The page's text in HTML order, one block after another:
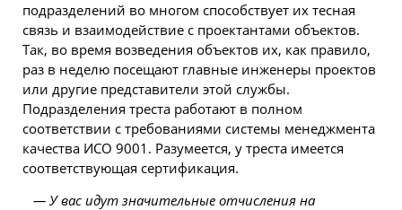
подразделений во многом способствует их тесная
связь и взаимодействие с проектантами объектов.
Так, во время возведения объектов их, как правило,
раз в неделю посещают главные инженеры проектов
или другие представители этой службы.
Подразделения треста работают в полном
соответствии с требованиями системы менеджмента
качества ИСО 9001. Разумеется, у треста имеется
соответствующая сертификация.
— У вас идут значительные отчисления на